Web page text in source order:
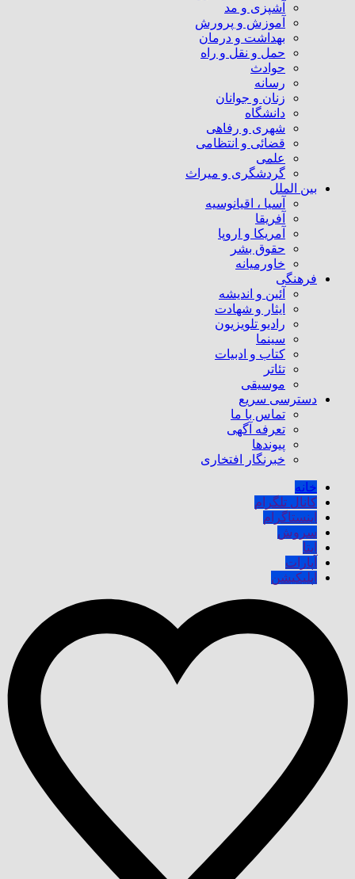
آشپزی و مد
آموزش و پرورش
بهداشت و درمان
حمل و نقل و راه
حوادث
رسانه
زنان و جوانان
دانشگاه
شهری و رفاهی
قضائی و انتظامی
علمی
گردشگری و میراث
بین الملل
آسیا ، اقیانوسیه
آفریقا
آمریکا و اروپا
حقوق بشر
خاورمیانه
فرهنگی
آئین و اندیشه
ایثار و شهادت
رادیو تلویزیون
سینما
کتاب و ادبیات
تئاتر
موسیقی
دسترسی سریع
تماس با ما
تعرفه آگهی
پیوندها
خبرنگار افتخاری
خانه
کانال تلگرام
اینستاگرام
سروش
ایتا
آپارات
اپلیکیشن